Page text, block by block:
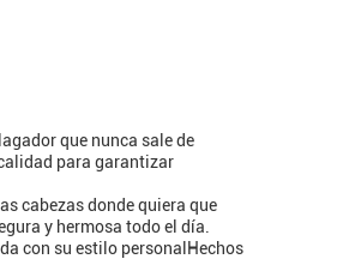
que nunca sale de
para garantizar
cabezas donde quiera que
y hermosa todo el día.
con su estilo personalHechos